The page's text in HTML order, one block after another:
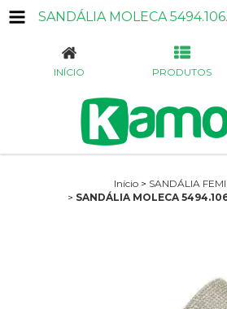
INÍCIO PRODUTOS
Início > SANDÁLIA
> SANDÁLIA MOLECA